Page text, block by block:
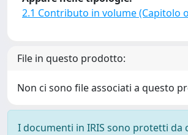
2.1 Contributo in volume (Capitolo
File in questo prodotto:
Non ci sono file associati a questo
I documenti in IRIS sono protetti da